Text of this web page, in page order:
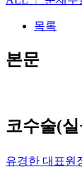
목록
본문
코수술(
유경한 대표원